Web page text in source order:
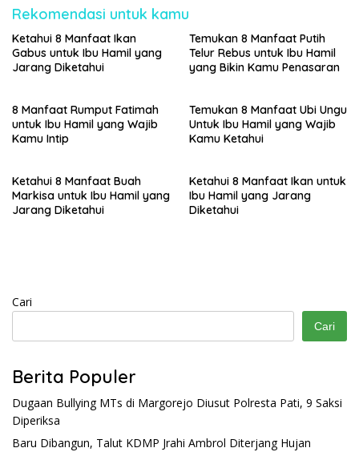
Rekomendasi untuk kamu
Ketahui 8 Manfaat Ikan
Gabus untuk Ibu Hamil yang
Jarang Diketahui
Temukan 8 Manfaat Putih
Telur Rebus untuk Ibu Hamil
yang Bikin Kamu Penasaran
8 Manfaat Rumput Fatimah
untuk Ibu Hamil yang Wajib
Kamu Intip
Temukan 8 Manfaat Ubi Ungu
Untuk Ibu Hamil yang Wajib
Kamu Ketahui
Ketahui 8 Manfaat Buah
Markisa untuk Ibu Hamil yang
Jarang Diketahui
Ketahui 8 Manfaat Ikan untuk
Ibu Hamil yang Jarang
Diketahui
Cari
Cari
Berita Populer
Dugaan Bullying MTs di Margorejo Diusut Polresta Pati, 9 Saksi
Diperiksa
Baru Dibangun, Talut KDMP Jrahi Ambrol Diterjang Hujan